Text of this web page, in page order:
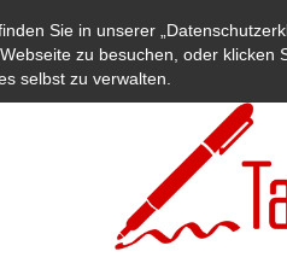
Sie in unserer
zu besuchen, oder klicken
selbst zu verwalten.